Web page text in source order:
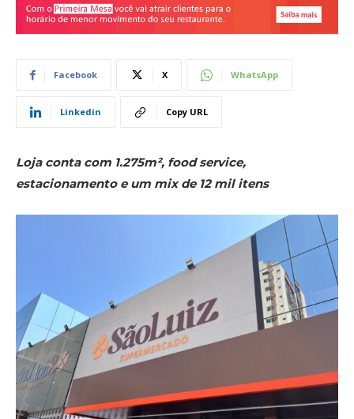
Facebook X WhatsApp
Linkedin Copy URL
Loja conta com 1.275m², food service,
estacionamento e um mix de 12 mil itens